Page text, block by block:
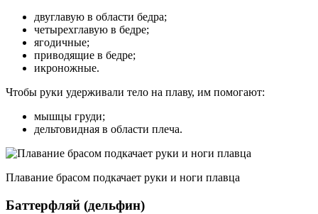
двуглавую в области бедра;
четырехглавую в бедре;
ягодичные;
приводящие в бедре;
икроножные.
Чтобы руки удерживали тело на плаву, им помогают:
мышцы груди;
дельтовидная в области плеча.
Плавание брасом подкачает руки и ноги плавца
Баттерфляй (дельфин)